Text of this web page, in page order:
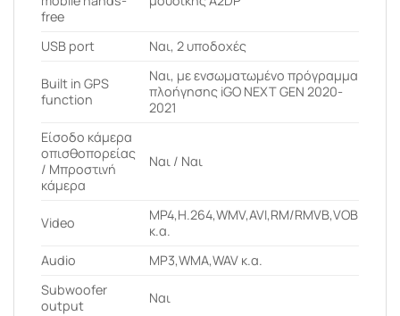
free
USB port Ναι, 2 υποδοχές
Built in GPS
function
Ναι, με ενσωματωμένο πρόγραμμα
πλοήγησης iGO NEXT GEN 2020-
2021
Είσοδο κάμερα
οπισθοπορείας
/ Μπροστινή
κάμερα
Ναι / Ναι
Video
MP4,H.264,WMV,AVI,RM/RMVB,VOB
κ.α.
Audio
MP3,WMA,WAV κ.α.
Subwoofer
output
Ναι